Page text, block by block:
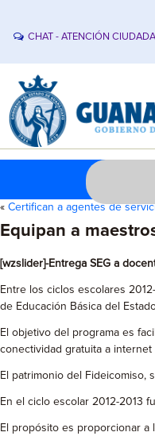
CHAT - ATENCIÓN
« Certifican a agentes de
Equipan a
[wzslider]-Entrega SEG a
Entre los ciclos escolares
de Educación Básica del
El objetivo del programa es
conectividad gratuita a
El patrimonio del Fideicomiso,
En el ciclo escolar 2012-2013
El propósito es proporcionar a